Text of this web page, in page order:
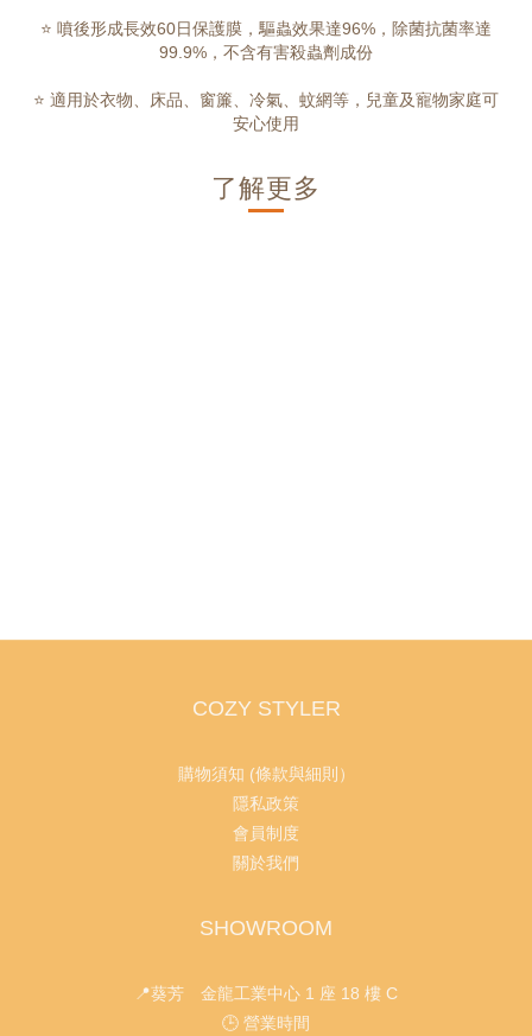
⭐ 噴後形成長效60日保護膜，驅蟲效果達96%，除菌抗菌率達
99.9%，不含有害殺蟲劑成份
⭐ 適用於衣物、床品、窗簾、冷氣、蚊網等，兒童及寵物家庭可
安心使用
了解更多
COZY STYLER
購物須知 (條款與細則）
隱私政策
會員制度
關於我們
SHOWROOM
📍葵芳 金龍工業中心 1 座 18 樓 C
🕒 營業時間